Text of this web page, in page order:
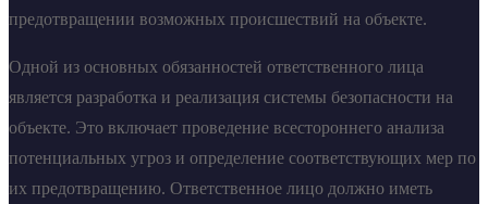
предотвращении возможных происшествий на объекте.
Одной из основных обязанностей ответственного лица
является разработка и реализация системы безопасности на
объекте. Это включает проведение всестороннего анализа
потенциальных угроз и определение соответствующих мер по
их предотвращению. Ответственное лицо должно иметь